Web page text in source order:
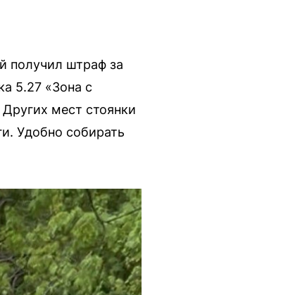
получил штраф за
5.27 «Зона с
мест стоянки
Удобно собирать